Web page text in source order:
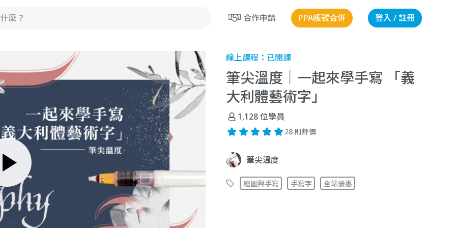
合作申請 PPA帳號合併 登入 / 註冊
線上課程： 已開課
筆尖溫度｜一起來學手寫 「義
大利體藝術字」
1,128位學員
28 則評價
筆尖溫度
繪圖與手寫 手寫字 全站優惠